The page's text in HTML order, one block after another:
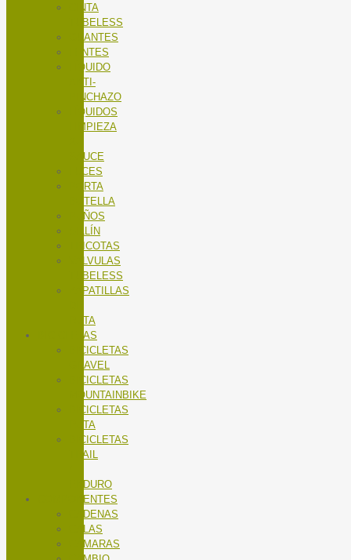
CINTA
TUBELESS
GUANTES
LENTES
LÍQUIDO
ANTI-
PINCHAZO
LÍQUIDOS
LIMPIEZA
SAUCE
LUCES
PORTA
BOTELLA
PUÑOS
SILLÍN
TRICOTAS
VALVULAS
TUBELESS
ZAPATILLAS
RUTA
BICICLETAS
BICICLETAS
GRAVEL
BICICLETAS
MOUNTAINBIKE
BICICLETAS
RUTA
BICICLETAS
TRAIL
ENDURO
COMPONENTES
CADENAS
CALAS
CÁMARAS